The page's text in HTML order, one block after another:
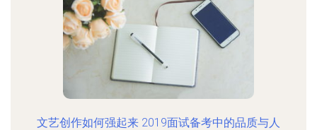
文艺创作如何强起来 2019面试备考中的品质与人